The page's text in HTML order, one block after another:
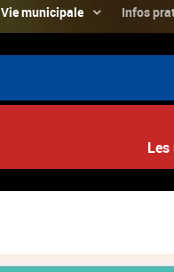
Vie municipale Infos